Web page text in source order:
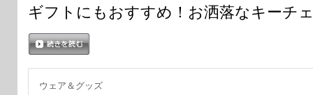
ギフトにもおすすめ！お洒落なキーチ
ウェア＆グッズ